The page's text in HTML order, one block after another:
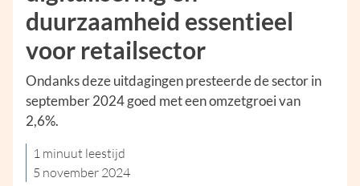
duurzaamheid essentieel
voor retailsector
Ondanks deze uitdagingen presteerde de sector in
september 2024 goed met een omzetgroei van
2,6%.
1 minuut leestijd
5 november 2024